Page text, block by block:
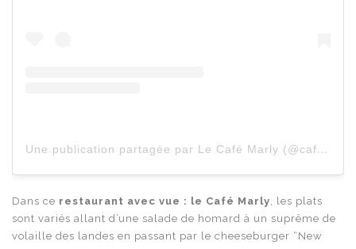
Une publication partagée par Le Café Marly (@cafe_marly)
Dans ce restaurant avec vue : le Café Marly, les plats
sont variés allant d’une salade de homard à un suprême de
volaille des landes en passant par le cheeseburger “New